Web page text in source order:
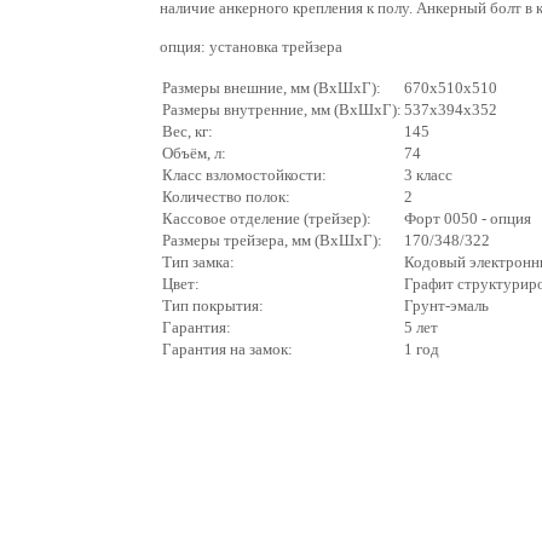
наличие анкерного крепления к полу. Анкерный болт в
опция: установка трейзера
Размеры внешние, мм (ВхШхГ):
670x510x510
Размеры внутренние, мм (ВхШхГ): 537x394x352
Вес, кг:
145
Объём, л:
74
Класс взломостойкости:
3 класс
Количество полок:
2
Кассовое отделение (трейзер):
Форт 0050 - опция
Размеры трейзера, мм (ВхШхГ):
170/348/322
Тип замка:
Кодовый
Цвет:
Графит
Тип покрытия:
Грунт-эмаль
Гарантия:
5 лет
Гарантия на замок:
1 год